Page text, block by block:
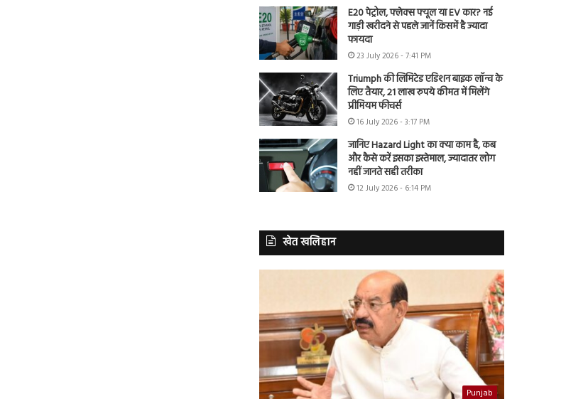
E20 पेट्रोल, फ्लेक्स फ्यूल या EV कार? नई
गाड़ी खरीदने से पहले जानें किसमें है ज्यादा
फायदा
23 July 2026 - 7:41 PM
Triumph की लिमिटेड एडिशन बाइक लॉन्च के
लिए तैयार, 21 लाख रुपये कीमत में मिलेंगे
प्रीमियम फीचर्स
16 July 2026 - 3:17 PM
जानिए Hazard Light का क्या काम है, कब
और कैसे करें इसका इस्तेमाल, ज्यादातर लोग
नहीं जानते सही तरीका
12 July 2026 - 6:14 PM
खेत खलिहान
Punjab